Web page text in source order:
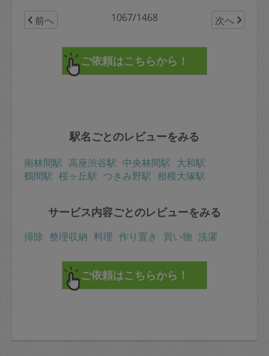
前へ 1067/1468 次へ
駅名ごとのレビューをみる
南林間駅 高座渋谷駅 中央林間駅 大和駅
鶴間駅 桜ヶ丘駅 つきみ野駅 相模大塚駅
サービス内容ごとのレビューをみる
掃除 整理収納 料理 作り置き 買い物 洗濯